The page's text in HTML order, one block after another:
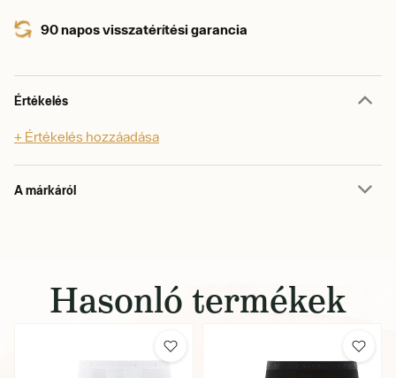
90 napos visszatérítési garancia
Értékelés
+ Értékelés hozzáadása
A márkáról
Hasonló termékek